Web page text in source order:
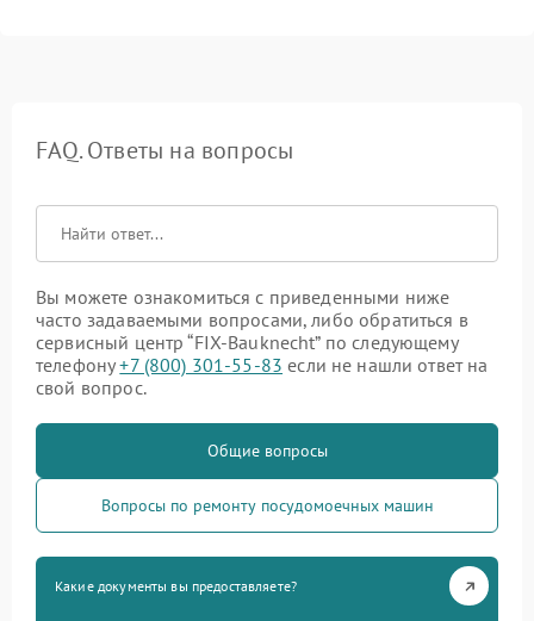
FAQ. Ответы на вопросы
Вы можете ознакомиться с приведенными ниже
часто задаваемыми вопросами, либо обратиться в
сервисный центр “FIX-Bauknecht” по следующему
телефону+7 (800) 301-55-83 если не нашли ответ на
свой вопрос.
Общие вопросы
Вопросы по ремонту посудомоечных машин
Какие документы вы предоставляете?